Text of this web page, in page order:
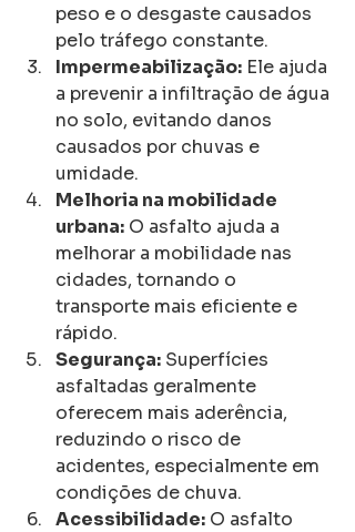
peso e o desgaste causados
pelo tráfego constante.
Impermeabilização: Ele ajuda
a prevenir a infiltração de água
no solo, evitando danos
causados por chuvas e
umidade.
Melhoria na mobilidade
urbana: O asfalto ajuda a
melhorar a mobilidade nas
cidades, tornando o
transporte mais eficiente e
rápido.
Segurança: Superfícies
asfaltadas geralmente
oferecem mais aderência,
reduzindo o risco de
acidentes, especialmente em
condições de chuva.
Acessibilidade: O asfalto